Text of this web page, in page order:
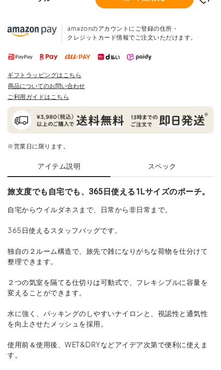
amazonのアカウントにご登録の住所・
クレジットカード情報でご注文いただけます。
ギフトラッピングはこちら
商品についてのお問い合わせ
ご利用ガイドはこちら
※営業日に限ります。
アイテム説明 スペック
旅支度でも自宅でも、365日使える1Lサイズのポーチ。
自宅からウイルダネスまで、日常から非日常まで。
365日使えるスタッフバッグです。
独自の２ルーム構造で、旅先で雑になりがちな荷物を仕分けて
整理できます。
２つの気室を隔てる仕切りは可動式で、フレキシブルに容量を
変えることができます。
水に強く、パッキングのしやすいナイロンと、視認性と通気性
を向上させたメッシュを採用。
使用前＆使用後、WET&DRYなどアイデア次第で便利に使えま
す。